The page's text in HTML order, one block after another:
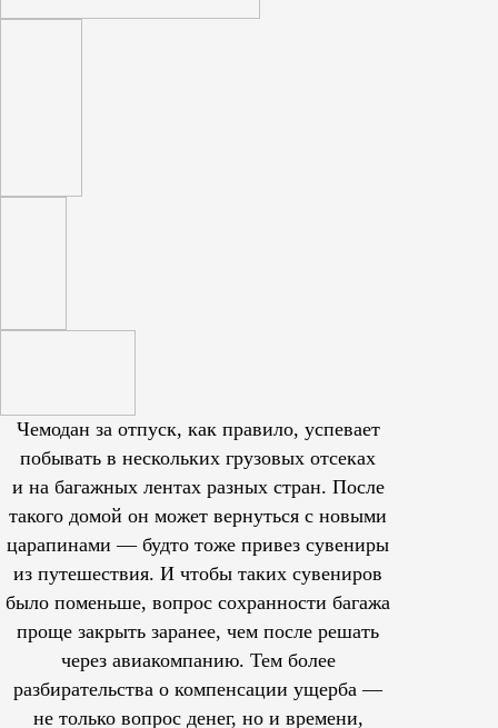
Чемодан за отпуск, как правило, успевает
побывать в нескольких грузовых отсеках
и на багажных лентах разных стран. После
такого домой он может вернуться с новыми
царапинами — будто тоже привез сувениры
из путешествия. И чтобы таких сувениров
было поменьше, вопрос сохранности багажа
проще закрыть заранее, чем после решать
через авиакомпанию. Тем более
разбирательства о компенсации ущерба —
не только вопрос денег, но и времени,